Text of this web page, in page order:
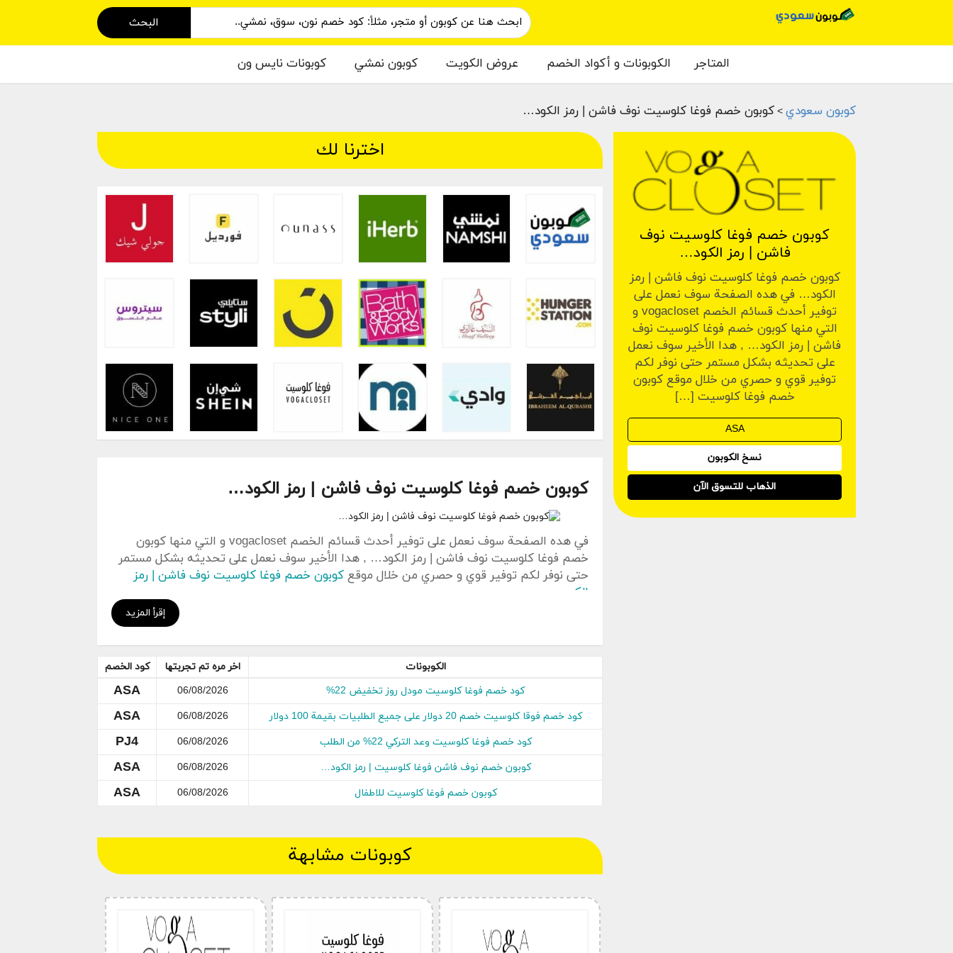
البحث
المتاجر الكوبونات و أكواد الخصم عروض الكويت كوبون نمشي كوبونات نايس ون
كوبون سعودي > كوبون خصم فوغا كلوسيت نوف فاشن | رمز الكود…
كوبون خصم فوغا كلوسيت نوف
فاشن | رمز الكود…
كوبون خصم فوغا كلوسيت نوف فاشن | رمز
الكود… في هده الصفحة سوف نعمل على
توفير أحدث قسائم الخصم vogacloset و
التي منها كوبون خصم فوغا كلوسيت نوف
فاشن | رمز الكود… , هدا الأخير سوف نعمل
على تحديثه بشكل مستمر حتى نوفر لكم
توفير قوي و حصري من خلال موقع كوبون
خصم فوغا كلوسيت […]
نسخ الكوبون
الذهاب للتسوق الآن
اخترنا لك
إقرأ المزيد
كوبون خصم فوغا كلوسيت نوف فاشن | رمز الكود…
في هده الصفحة سوف نعمل على توفير أحدث قسائم الخصم vogacloset و التي منها كوبون
خصم فوغا كلوسيت نوف فاشن | رمز الكود… , هدا الأخير سوف نعمل على تحديثه بشكل مستمر
حتى نوفر لكم توفير قوي و حصري من خلال موقع كوبون خصم فوغا كلوسيت نوف فاشن | رمز
الكود…
اختر القسيمة المناسبة لطبيعة الطلبية واضغط على ” الحصول على الكوبون “.
سيتم نسخ الكود و يتم توجيهك إلى موقع فوغا كلوسيت تلقائيا.
اختر البضائع الرائعة المفضلة لديك وأضفها إلى سلة التسوق الخاصة بك.
هل أنتِ مستعدة للتجول بين أرقى دور الأزياء العالمية؟ قد يبدو السؤال جنونيًا ولكنه واقعي
الكوبونات اخر مره تم تجربتها
كود الخصم
كود خصم فوغا كلوسيت مودل روز تخفيض 22%
06/08/2026
ASA
كود خصم فوقا كلوسيت خصم 20 دولار على جميع الطلبيات بقيمة 100 دولار 06/08/2026
ASA
كود خصم فوغا كلوسيت وعد التركي 22% من الطلب 06/08/2026
PJ4
كوبون خصم نوف فاشن فوغا كلوسيت | رمز الكود… 06/08/2026
ASA
كوبون خصم فوغا كلوسيت للاطفال 06/08/2026
ASA
كوبونات مشابهة